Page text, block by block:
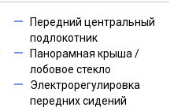
Передний центральный
подлокотник
Панорамная крыша /
лобовое стекло
Электрорегулировка
передних сидений